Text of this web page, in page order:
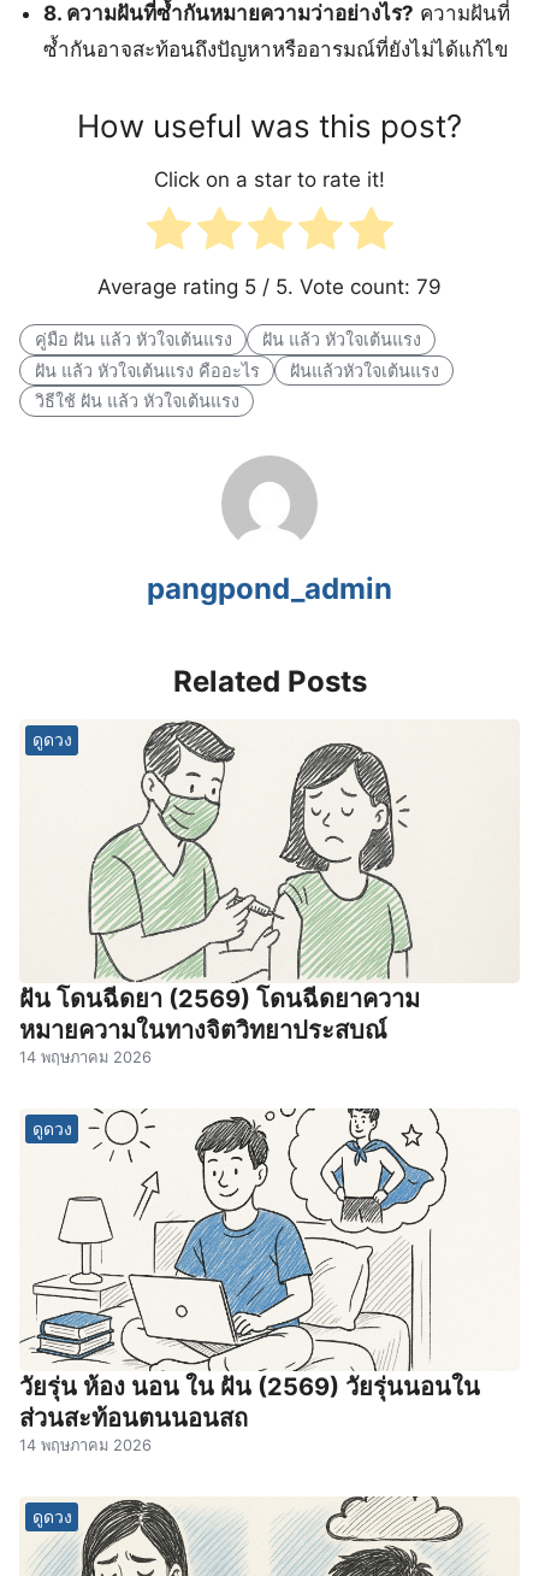
8. ความฝันที่ซ้ำกันหมายความว่าอย่างไร? ความฝันที่
ซ้ำกันอาจสะท้อนถึงปัญหาหรืออารมณ์ที่ยังไม่ได้แก้ไข
How useful was this post?
Click on a star to rate it!
Average rating 5 / 5. Vote count: 79
คู่มือ ฝัน แล้ว หัวใจเต้นแรง
ฝัน แล้ว หัวใจเต้นแรง
ฝัน แล้ว หัวใจเต้นแรง คืออะไร
ฝันแล้วหัวใจเต้นแรง
วิธีใช้ ฝัน แล้ว หัวใจเต้นแรง
pangpond_admin
Related Posts
ดูดวง
ฝัน โดนฉีดยา (2569) โดนฉีดยาความ
หมายความในทางจิตวิทยาประสบณ์
14 พฤษภาคม 2026
ดูดวง
วัยรุ่น ห้อง นอน ใน ฝัน (2569) วัยรุ่นนอนใน
ส่วนสะท้อนตนนอนสถ
14 พฤษภาคม 2026
ดูดวง